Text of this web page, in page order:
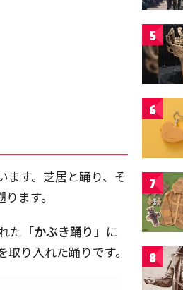
ます。芝居と踊り、そ
ります。
た 「かぶき踊り」 に
取り入れた踊りです。
5
6
7
8